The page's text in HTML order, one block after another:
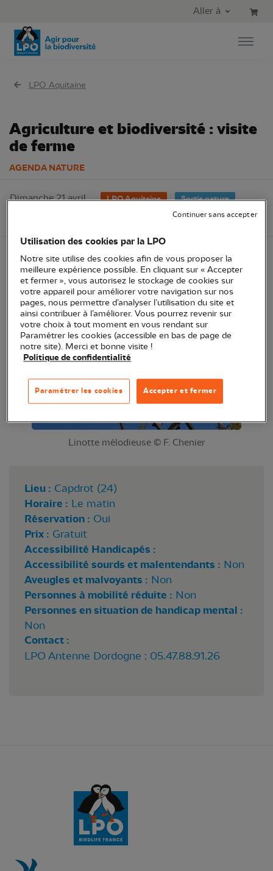
Aller au menu principal
Aller à
LPO Aquitaine
Agriculture et biodiversité : visite
de ferme
AGENDA NATURE
Dimanche 21 avril
LPO Aquitaine
Sortie nature
Découvrez les actions que mène la LPO Aquitaine
auprès des agriculteurs lors de cette visite de
ferme.
Linotte mélodieuse © F. Chenier
Lieu : Capdrot (24)
Horaire : Le matin
Réservation : Oui
Prix : Gratuit
Accessibilité Handicapés :
Accessibilité sourds et malentendants : Non
Aveugles et malvoyants : Non
Personnes à mobilité réduite : Non
Personnes en situation de handicap mental :
Non
Contact :
LPO Antenne Dordogne : 05.47.88.91.26
Utilisation des cookies par la LPO
Notre site utilise des cookies afin de vous proposer la
meilleure expérience possible. En cliquant sur « Accepter
et fermer », vous autorisez le stockage de cookies sur
votre appareil pour améliorer votre navigation sur nos
pages, nous permettre d’analyser l’utilisation du site et
ainsi contribuer à l’améliorer. Vous pourrez revenir sur
votre choix à tout moment en vous rendant sur
Paramétrer les cookies (accessible en bas de page de
notre site). Merci et bonne visite !
Politique de confidentialité
Accepter et fermer
Paramétrer les cookies
Continuer sans accepter